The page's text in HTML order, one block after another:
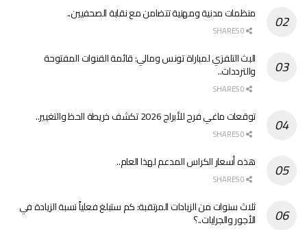
منظمات مدنية ومهنية تتضامن مع نقابة الصحفيين..
البث التلفزي لمباراة تونس ومالي: قائمة القنوات المفتوحة
والترددات..
توقعات ماغي فرح للأبراج 2026 تكشف خريطة الحظ والتغيير..
هذه أسعار الكراس المدعم لهذا العام..
ثلاث سنوات من الزيادات المرتقبة: كم ستبلغ فعلياً نسبة الزيادة في
الأجور والجرايات..؟